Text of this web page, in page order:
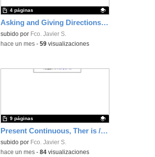
Asking and Giving Directions, Saying Where Places are
Contenido educativo.
subido por Fco. Javier S.
4 páginas
-hace un mes- 59visualizaciones
Present Continuous, Ther is / are, A / An, Some, Any, Travelling & Hotels, Clothes, Prepositions of Place
Contenido educativo.
subido por Fco. Javier S.
9 páginas
-hace un mes- 84visualizaciones